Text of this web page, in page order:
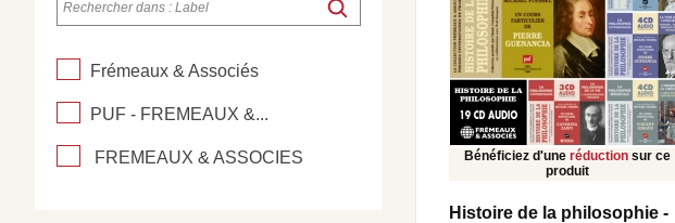
Frémeaux & Associés
PUF - FREMEAUX &...
FREMEAUX & ASSOCIES Bénéficiez d'une réduction sur ce
produit
Histoire de la philosophie -